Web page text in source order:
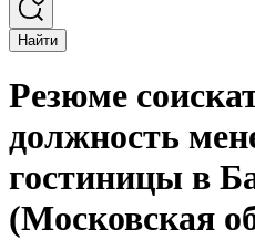
Найти
Резюме
должность
гостиницы в
(Московская